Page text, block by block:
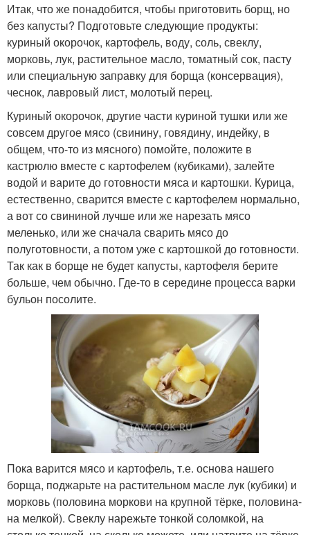
Итак, что же понадобится, чтобы приготовить борщ, но
без капусты? Подготовьте следующие продукты:
куриный окорочок, картофель, воду, соль, свеклу,
морковь, лук, растительное масло, томатный сок, пасту
или специальную заправку для борща (консервация),
чеснок, лавровый лист, молотый перец.
Куриный окорочок, другие части куриной тушки или же
совсем другое мясо (свинину, говядину, индейку, в
общем, что-то из мясного) помойте, положите в
кастрюлю вместе с картофелем (кубиками), залейте
водой и варите до готовности мяса и картошки. Курица,
естественно, сварится вместе с картофелем нормально,
а вот со свининой лучше или же нарезать мясо
меленько, или же сначала сварить мясо до
полуготовности, а потом уже с картошкой до готовности.
Так как в борще не будет капусты, картофеля берите
больше, чем обычно. Где-то в середине процесса варки
бульон посолите.
Пока варится мясо и картофель, т.е. основа нашего
борща, поджарьте на растительном масле лук (кубики) и
морковь (половина моркови на крупной тёрке, половина-
на мелкой). Свеклу нарежьте тонкой соломкой, на